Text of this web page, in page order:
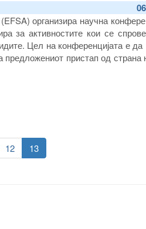
организира научна
за активностите кои се
Цел на конференцијата е да
предложениот пристап од страна
Page
12
Current
page
13